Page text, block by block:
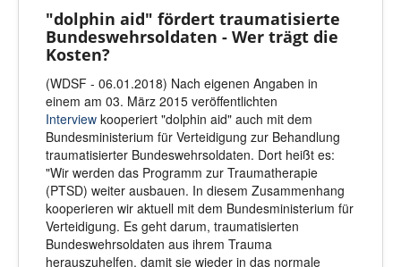
"dolphin aid" fördert traumatisierte
Bundeswehrsoldaten - Wer trägt die
Kosten?
(WDSF - 06.01.2018) Nach eigenen Angaben in
einem am 03. März 2015 veröffentlichten
Interview kooperiert "dolphin aid" auch mit dem
Bundesministerium für Verteidigung zur Behandlung
traumatisierter Bundeswehrsoldaten. Dort heißt es:
"Wir werden das Programm zur Traumatherapie
(PTSD) weiter ausbauen. In diesem Zusammenhang
kooperieren wir aktuell mit dem Bundesministerium für
Verteidigung. Es geht darum, traumatisierten
Bundeswehrsoldaten aus ihrem Trauma
herauszuhelfen, damit sie wieder in das normale